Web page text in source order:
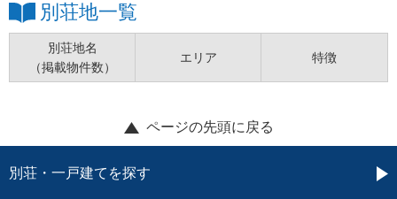
別荘地一覧
別荘地名
（掲載物件数）
エリア 特徴
ページの先頭に戻る
別荘・一戸建てを探す